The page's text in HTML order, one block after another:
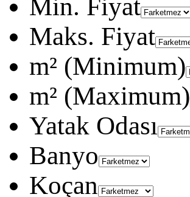
Min. Fiyat
Maks. Fiyat
m² (Minimum)
m² (Maximum)
Yatak Odası
Banyo
Koçan